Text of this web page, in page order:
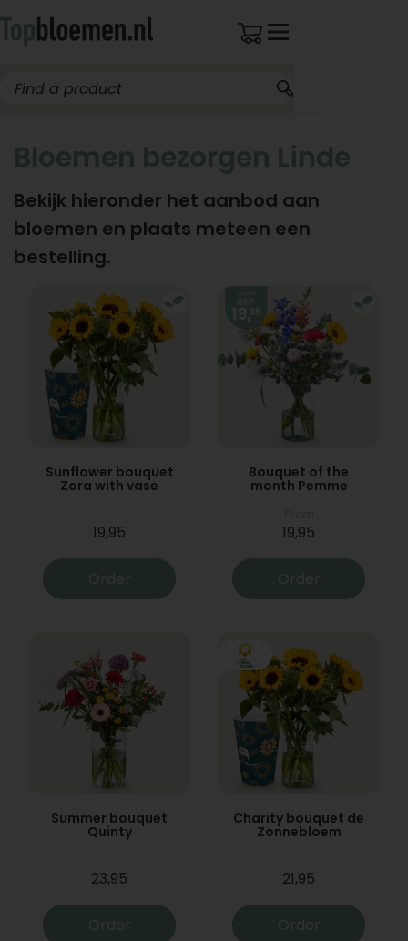
Bloemen bezorgen Linde
Bekijk hieronder het aanbod aan
bloemen en plaats meteen een
bestelling.
Sunflower bouquet
Zora with vase
19,95
Order
Bouquet of the
month Pemme
19,95
Order
Summer bouquet
Quinty
23,95
Order
Charity bouquet de
Zonnebloem
21,95
Order